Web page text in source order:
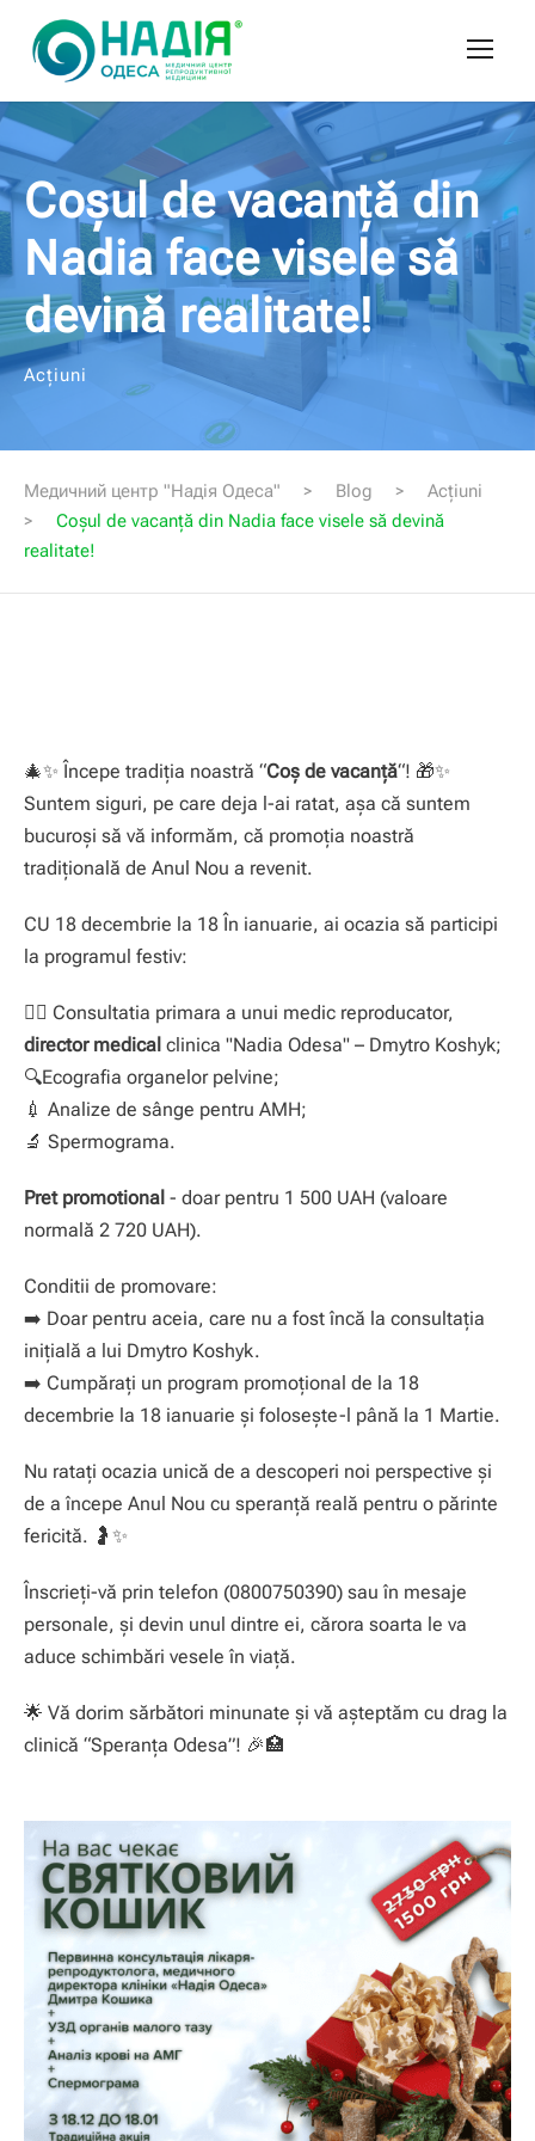
Coșul de vacanță din
Nadia face visele să
devină realitate!
Acțiuni
Медичний центр "Надія Одеса" > Blog >
Acțiuni
>
Coșul de vacanță din Nadia face visele să devină
realitate!
🎄✨ Începe tradiția noastră “Coș de vacanță“! 🎁✨
Suntem siguri, pe care deja l-ai ratat, așa că suntem
bucuroși să vă informăm, că promoția noastră
tradițională de Anul Nou a revenit.
CU 18 decembrie la 18 În ianuarie, ai ocazia să participi
la programul festiv:
👨‍⚕️ Consultatia primara a unui medic reproducator,
director medical clinica "Nadia Odesa" – Dmytro Koshyk;
🔍Ecografia organelor pelvine;
💉 Analize de sânge pentru AMH;
🔬 Spermograma.
Pret promotional - doar pentru 1 500 UAH (valoare
normală 2 720 UAH).
Conditii de promovare:
➡️ Doar pentru aceia, care nu a fost încă la consultația
inițială a lui Dmytro Koshyk.
➡️ Cumpărați un program promoțional de la 18
decembrie la 18 ianuarie și folosește-l până la 1 Martie.
Nu ratați ocazia unică de a descoperi noi perspective și
de a începe Anul Nou cu speranță reală pentru o părinte
fericită. 🤰✨
Înscrieți-vă prin telefon (0800750390) sau în mesaje
personale, și devin unul dintre ei, cărora soarta le va
aduce schimbări vesele în viață.
🌟 Vă dorim sărbători minunate și vă așteptăm cu drag la
clinică “Speranţa Odesa”! 🎉🏥